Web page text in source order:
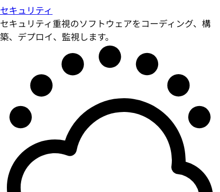
セキュリティ
セキュリティ重視のソフトウェアをコーディング、構
築、デプロイ、監視します。